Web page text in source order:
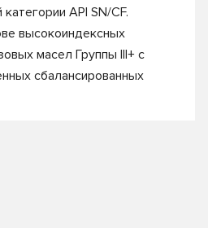
API SN/CF.
высокоиндексных
масел Группы III+ с
сбалансированных